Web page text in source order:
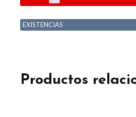
EXISTENCIAS
Productos